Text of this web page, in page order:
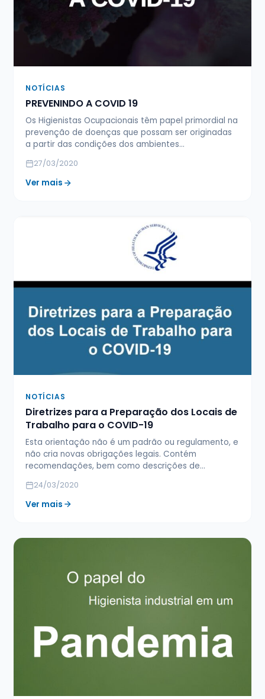
NOTÍCIAS
PREVENINDO A COVID 19
Os Higienistas Ocupacionais têm papel primordial na
prevenção de doenças que possam ser originadas
a partir das condições dos ambientes…
27/03/2020
Ver mais
NOTÍCIAS
Diretrizes para a Preparação dos Locais de
Trabalho para o COVID-19
Esta orientação não é um padrão ou regulamento, e
não cria novas obrigações legais. Contém
recomendações, bem como descrições de…
24/03/2020
Ver mais